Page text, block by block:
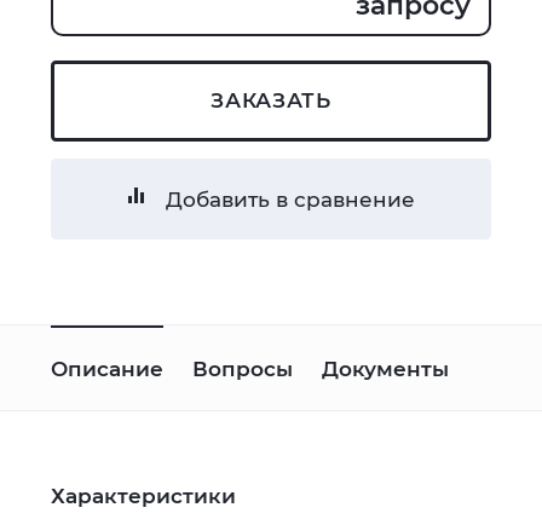
ЗАКАЗАТЬ
Добавить в сравнение
Описание Вопросы Документы
Характеристики